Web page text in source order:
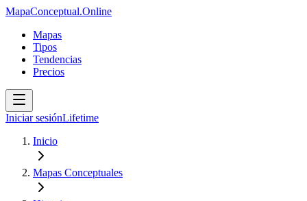
MapaConceptual.Online
Mapas
Tipos
Tendencias
Precios
Iniciar sesiónLifetime
Inicio
Mapas Conceptuales